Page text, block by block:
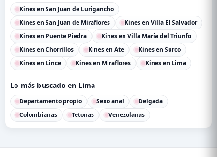
Kines en San Juan de Lurigancho
Kines en San Juan de Miraflores
Kines en Villa El Salvador
Kines en Puente Piedra
Kines en Villa María del Triunfo
Kines en Chorrillos
Kines en Ate
Kines en Surco
Kines en Lince
Kines en Miraflores Kines en Lima
Lo más buscado en Lima
Departamento propio Sexo anal
Delgada
Colombianas
Tetonas Venezolanas